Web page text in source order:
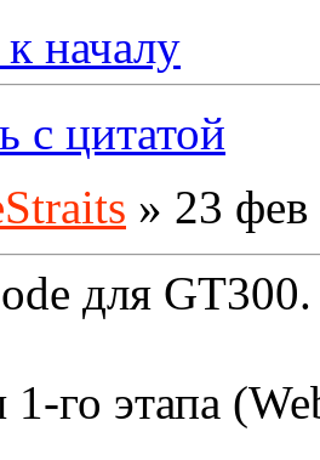
началу
с цитатой
» 23
для GT300.
1-го этапа